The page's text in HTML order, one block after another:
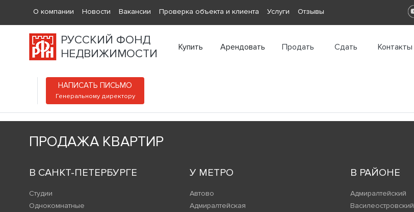
О компании Новости Вакансии Проверка объекта и клиента Услуги Отзывы
РУССКИЙ ФОНД
НЕДВИЖИМОСТИ
Купить Арендовать Продать Сдать Контакты
НАПИСАТЬ ПИСЬМО
Генеральному директору
ПРОДАЖА КВАРТИР
В САНКТ-ПЕТЕРБУРГЕ
Студии
Однокомнатные
У МЕТРО
Автово
Адмиралтейская
В РАЙОНЕ
Адмиралтейский
Василеостровский